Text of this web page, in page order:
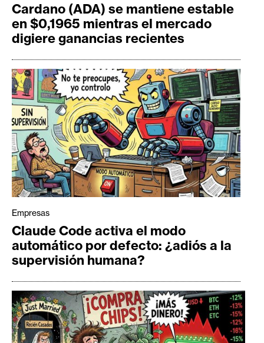
Cardano (ADA) se mantiene estable
en $0,1965 mientras el mercado
digiere ganancias recientes
Empresas
Claude Code activa el modo
automático por defecto: ¿adiós a la
supervisión humana?